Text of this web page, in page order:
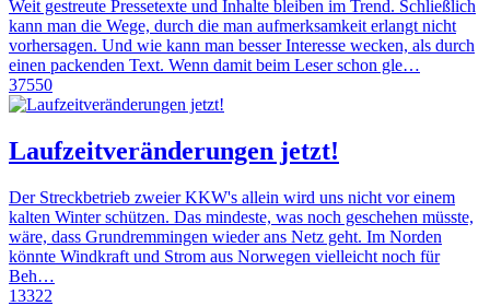
Weit gestreute Pressetexte und Inhalte bleiben im Trend. Schließlich
kann man die Wege, durch die man aufmerksamkeit erlangt nicht
vorhersagen. Und wie kann man besser Interesse wecken, als durch
einen packenden Text. Wenn damit beim Leser schon gle…
37550
Laufzeitveränderungen jetzt!
Der Streckbetrieb zweier KKW's allein wird uns nicht vor einem
kalten Winter schützen. Das mindeste, was noch geschehen müsste,
wäre, dass Grundremmingen wieder ans Netz geht. Im Norden
könnte Windkraft und Strom aus Norwegen vielleicht noch für
Beh…
13322